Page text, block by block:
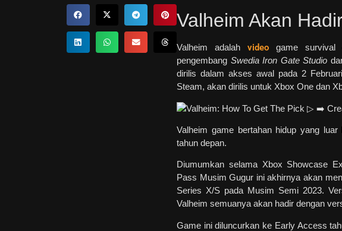
Valheim Akan
Valheim adalahvideo game survival
pengembangSwedia Iron Gate Studio
dirilis dalam akses awal pada 2
Steam, akan dirilis untuk Xbox One dan
Valheim game bertahan hidup yang
tahun depan.
Diumumkan selama Xbox Showcase
Pass Musim Gugur ini akhirnya akan
Series X/S pada Musim Semi 2023.
Valheim semuanya akan hadir dengan
Game ini diluncurkan ke Early Access